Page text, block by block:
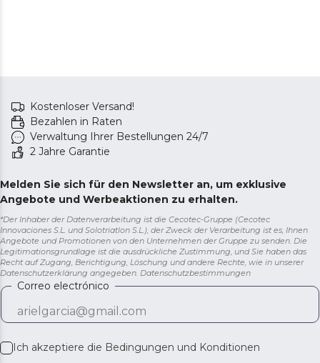
Kostenloser Versand!
Bezahlen in Raten
Verwaltung Ihrer Bestellungen 24/7
2 Jahre Garantie
Melden Sie sich für den Newsletter an, um exklusive
Angebote und Werbeaktionen zu erhalten.
*Der Inhaber der Datenverarbeitung ist die Cecotec-Gruppe (Cecotec
Innovaciones S.L. und Solotriatlon S.L.), der Zweck der Verarbeitung ist es, Ihnen
Angebote und Promotionen von den Unternehmen der Gruppe zu senden. Die
Legitimationsgrundlage ist die ausdrückliche Zustimmung, und Sie haben das
Recht auf Zugang, Berichtigung, Löschung und andere Rechte, wie in unserer
Datenschutzerklärung angegeben. Datenschutzbestimmungen
Correo electrónico
Ich akzeptiere die Bedingungen und Konditionen